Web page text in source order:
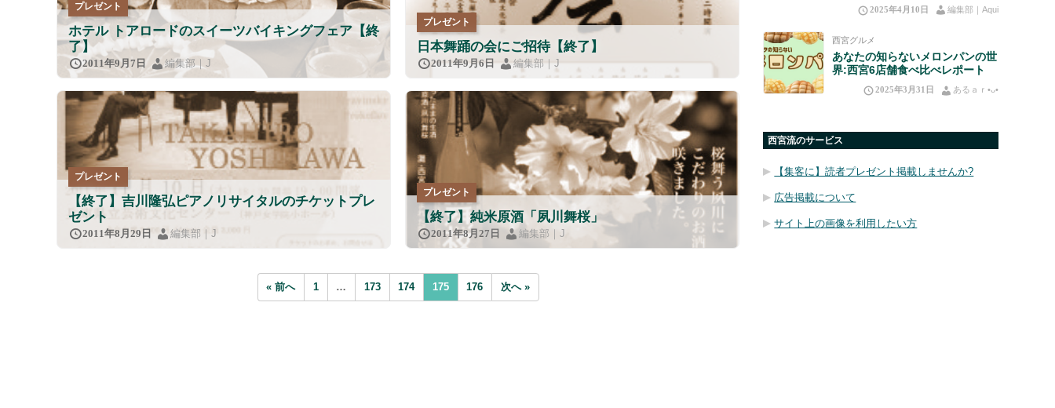
プレゼント
ホテル トアロードのスイーツバイキングフェア【終
了】
2011年9月7日 編集部｜J
プレゼント
日本舞踊の会にご招待【終了】
2011年9月6日 編集部｜J
プレゼント
【終了】吉川隆弘ピアノリサイタルのチケットプレ
ゼント
2011年8月29日 編集部｜J
プレゼント
【終了】純米原酒「夙川舞桜」
2011年8月27日 編集部｜J
« 前へ 1 … 173 174 175 176 次へ »
2025年4月10日 編集部｜Aqui
西宮グルメ
あなたの知らないメロンパンの世
界:西宮6店舗食べ比べレポート
2025年3月31日 あるａｒ•⁠ᴗ⁠•⁠
西宮流のサービス
【集客に】読者プレゼント掲載しませんか?
広告掲載について
サイト上の画像を利用したい方